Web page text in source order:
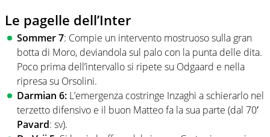
Le pagelle dell’Inter
Sommer 7: Compie un intervento mostruoso sulla gran
botta di Moro, deviandola sul palo con la punta delle dita.
Poco prima dell’intervallo si ripete su Odgaard e nella
ripresa su Orsolini.
Darmian 6: L’emergenza costringe Inzaghi a schierarlo nel
terzetto difensivo e il buon Matteo fa la sua parte (dal 70′
Pavard: sv).